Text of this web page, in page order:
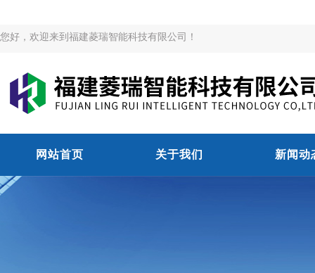
您好，欢迎来到福建菱瑞智能科技有限公司！
网站首页 关于我们 新闻动